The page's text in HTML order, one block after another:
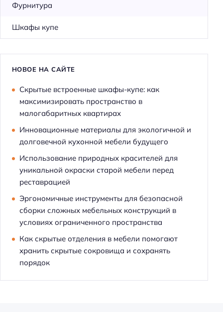
Фурнитура
Шкафы купе
НОВОЕ НА САЙТЕ
Скрытые встроенные шкафы-купе: как
максимизировать пространство в
малогабаритных квартирах
Инновационные материалы для экологичной и
долговечной кухонной мебели будущего
Использование природных красителей для
уникальной окраски старой мебели перед
реставрацией
Эргономичные инструменты для безопасной
сборки сложных мебельных конструкций в
условиях ограниченного пространства
Как скрытые отделения в мебели помогают
хранить скрытые сокровища и сохранять
порядок